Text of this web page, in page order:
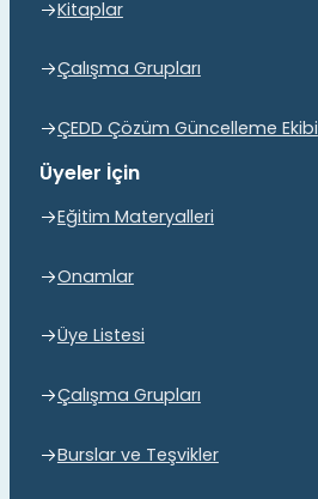
Kitaplar
Çalışma Grupları
ÇEDD Çözüm Güncelleme Ekibi
Üyeler İçin
Eğitim Materyalleri
Onamlar
Üye Listesi
Çalışma Grupları
Burslar ve Teşvikler